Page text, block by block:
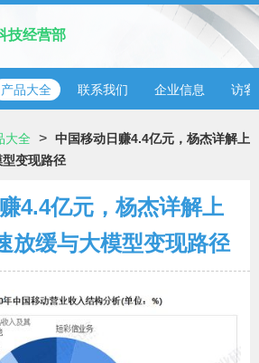
技经营部
产品大全 联系我们 企业信息 访客
大全 > 中国移动日赚4.4亿元，杨杰详解上
变现路径
4.4亿元，杨杰详解上
放缓与大模型变现路径